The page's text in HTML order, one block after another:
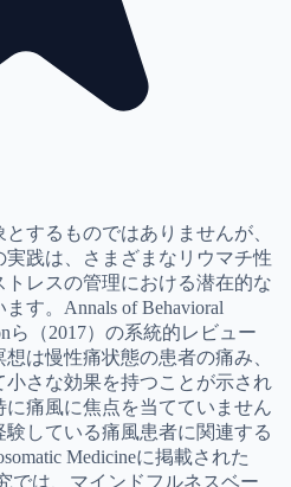
するものではありませんが、
践は、さまざまなリウマチ性
レスの管理における潜在的な
す。Annals of Behavioral
ら（2017）の系統的レビュー
は慢性痛状態の患者の痛み、
さな効果を持つことが示され
に痛風に焦点を当てていません
している痛風患者に関連する
Medicineに掲載された
では、マインドフルネスベー